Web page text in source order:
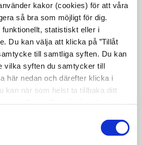
kakor (cookies) för att våra
så bra som möjligt för dig.
statistiskt eller i
Du kan välja att klicka på ”Tillåt
till samtliga syften. Du kan
vilka syften du samtycker till
här nedan och därefter klicka i
kan när som helst ta tillbaka ditt
läsa om hur kakorna används och
inhämtar och behandlar
högsta i Stockholm län
i Sverige. Även
högsta betyg någonsin
i Sverige. Både
och hälsoskydd klättrar
betygsstegen jämfört
nu 63 respektive 69.
bidragit till detta fina